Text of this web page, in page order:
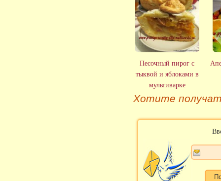
Песочный пирог с
тыквой и яблоками в
мультиварке
Хотите